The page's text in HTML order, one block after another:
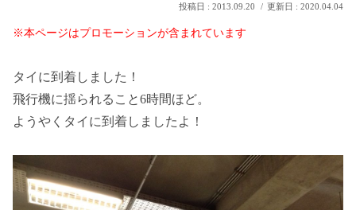
2013.09.20 2020.04.04
※本ページはプロモーションが含まれています
タイに到着しました！
飛行機に揺られること6時間ほど。
ようやくタイに到着しましたよ！